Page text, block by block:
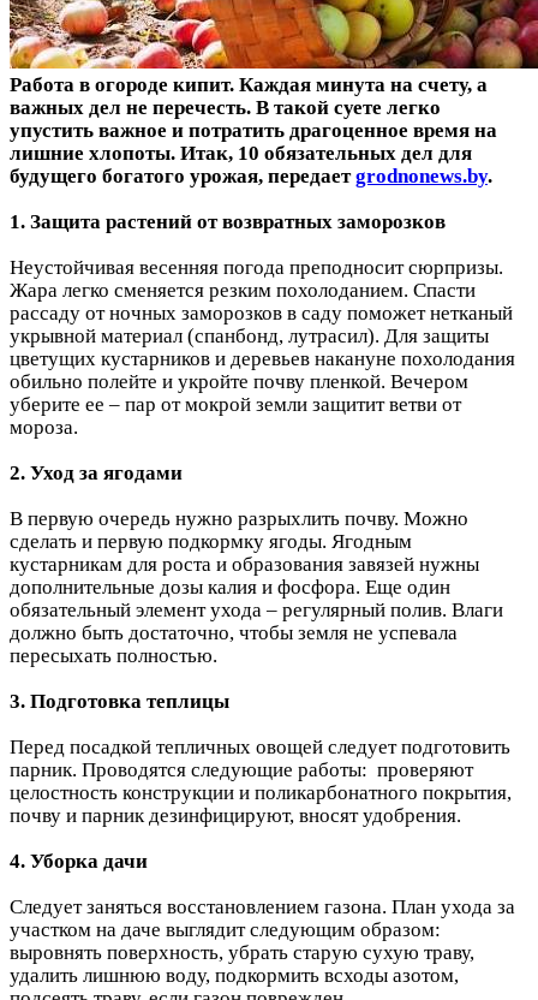
Работа в огороде кипит. Каждая минута на счету, а
важных дел не перечесть. В такой суете легко
упустить важное и потратить драгоценное время на
лишние хлопоты. Итак, 10 обязательных дел для
будущего богатого урожая, передаетgrodnonews.by.
1. Защита растений от возвратных заморозков
Неустойчивая весенняя погода преподносит сюрпризы.
Жара легко сменяется резким похолоданием. Спасти
рассаду от ночных заморозков в саду поможет нетканый
укрывной материал (спанбонд, лутрасил). Для защиты
цветущих кустарников и деревьев накануне похолодания
обильно полейте и укройте почву пленкой. Вечером
уберите ее – пар от мокрой земли защитит ветви от
мороза.
2. Уход за ягодами
В первую очередь нужно разрыхлить почву. Можно
сделать и первую подкормку ягоды. Ягодным
кустарникам для роста и образования завязей нужны
дополнительные дозы калия и фосфора. Еще один
обязательный элемент ухода – регулярный полив. Влаги
должно быть достаточно, чтобы земля не успевала
пересыхать полностью.
3. Подготовка теплицы
Перед посадкой тепличных овощей следует подготовить
парник. Проводятся следующие работы: проверяют
целостность конструкции и поликарбонатного покрытия,
почву и парник дезинфицируют, вносят удобрения.
4. Уборка дачи
Следует заняться восстановлением газона. План ухода за
участком на даче выглядит следующим образом:
выровнять поверхность, убрать старую сухую траву,
удалить лишнюю воду, подкормить всходы азотом,